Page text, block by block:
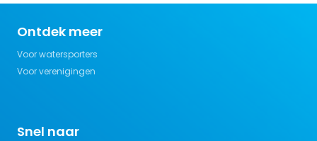
Ontdek meer
Voor watersporters
Voor verenigingen
Snel naar